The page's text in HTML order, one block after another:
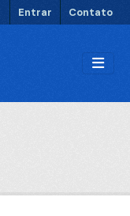
Entrar Contato